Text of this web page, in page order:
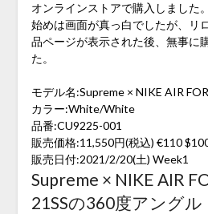
オンラインストアで購入しました。
始めは画面が真っ白でしたが、リ
品ページが表示された後、無事に
た。
モデル名:Supreme × NIKE AIR
カラー:White/White
品番:CU9225-001
販売価格:11,550円(税込) €110
販売日付:2021/2/20(土) Week1
Supreme × NIKE AIR
21SSの360度アングル